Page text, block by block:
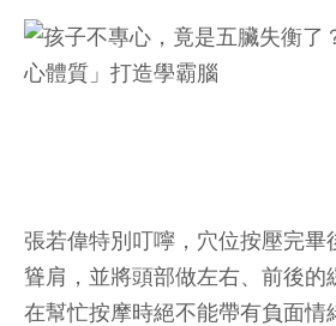
張若偉特別叮嚀，穴位按壓完畢
聳肩，並將頭部做左右、前後的
在幫忙按摩時絕不能帶有負面情